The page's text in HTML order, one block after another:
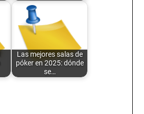
Las mejores salas de
póker en 2025: dónde
se…